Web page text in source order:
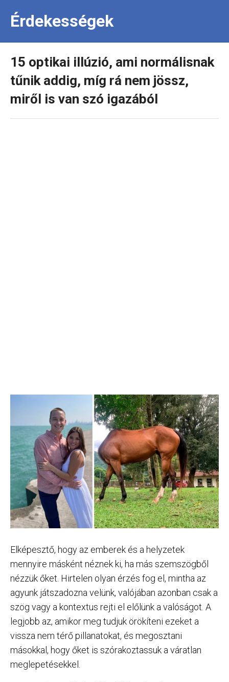
Érdekességek
15 optikai illúzió, ami normálisnak
tűnik addig, míg rá nem jössz,
miről is van szó igazából
Elképesztő, hogy az emberek és a helyzetek
mennyire másként néznek ki, ha más szemszögből
nézzük őket. Hirtelen olyan érzés fog el, mintha az
agyunk játszadozna velünk, valójában azonban csak a
szög vagy a kontextus rejti el előlünk a valóságot. A
legjobb az, amikor meg tudjuk örökíteni ezeket a
vissza nem térő pillanatokat, és megosztani
másokkal, hogy őket is szórakoztassuk a váratlan
meglepetésekkel.